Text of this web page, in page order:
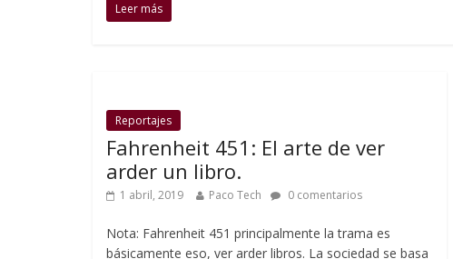
Leer más
Reportajes
Fahrenheit 451: El arte de ver
arder un libro.
1 abril, 2019 Paco Tech 0 comentarios
Nota: Fahrenheit 451 principalmente la trama es
básicamente eso, ver arder libros. La sociedad se basa